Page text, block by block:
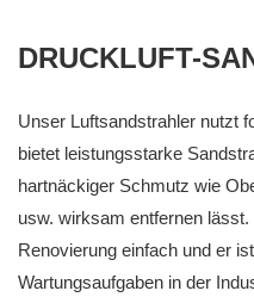
DRUCKLUFT-
Unser Luftsandstrahler nutzt
bietet leistungsstarke
hartnäckiger Schmutz wie
usw. wirksam entfernen
Renovierung einfach und er
Wartungsaufgaben in der